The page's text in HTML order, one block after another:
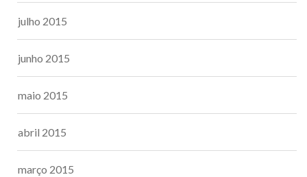
julho 2015
junho 2015
maio 2015
abril 2015
março 2015